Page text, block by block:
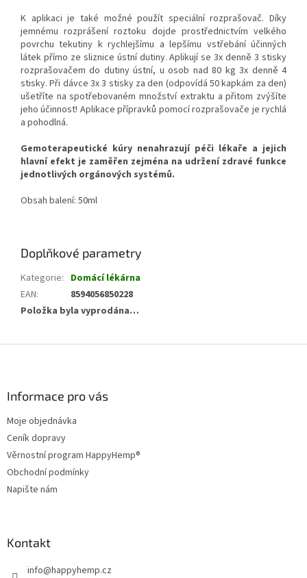
K aplikaci je také možné použít speciální rozprašovač. Díky
jemnému rozprášení roztoku dojde prostřednictvím velkého
povrchu tekutiny k rychlejšímu a lepšímu vstřebání účinných
látek přímo ze sliznice ústní dutiny. Aplikují se 3x denně 3 stisky
rozprašovačem do dutiny ústní, u osob nad 80 kg 3x denně 4
stisky. Při dávce 3x 3 stisky za den (odpovídá 50 kapkám za den)
ušetříte na spotřebovaném množství extraktu a přitom zvýšíte
jeho účinnost! Aplikace přípravků pomocí rozprašovače je rychlá
a pohodlná.
Gemoterapeutické kúry nenahrazují péči lékaře a jejich
hlavní efekt je zaměřen zejména na udržení zdravé funkce
jednotlivých orgánových systémů.
Obsah balení: 50ml
Doplňkové parametry
Kategorie: Domácí lékárna
EAN:
8594056850228
Položka byla vyprodána…
Informace pro vás
Moje objednávka
Ceník dopravy
Věrnostní program HappyHemp®
Obchodní podmínky
Napište nám
Kontakt
info@happyhemp.cz